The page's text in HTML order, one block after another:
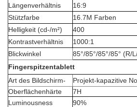
Längenverhältnis
16:9
Stützfarbe
16.7M Farben
Helligkeit (cd-/m²)
400
Kontrastverhältnis
1000:1
Blickwinkel
85°/85°/85°/85° (R/
Fingerspitzentablett
Art des Bildschirm-
Projekt-kapazitive
Oberflächenhärte
7H
Luminousness
90%